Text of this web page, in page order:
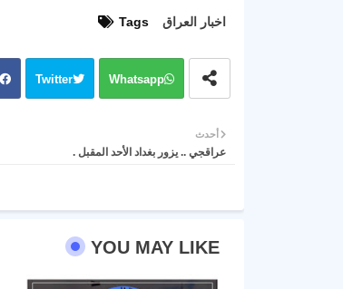
Tags اخبار العراق
Twitter Whatsapp
أحدث
عراقجي .. يزور بغداد الأحد المقبل .
YOU MAY LIKE